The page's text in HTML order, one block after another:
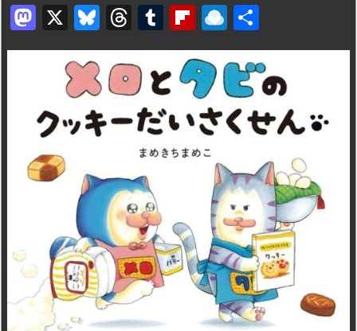
M
a
d
o
n
X
Bl
u
e
s
k
y
T
hr
e
a
d
s
T
u
m
bl
r
Fl
ip
b
o
ar
d
R
ai
n
dr
o
p.
io
有